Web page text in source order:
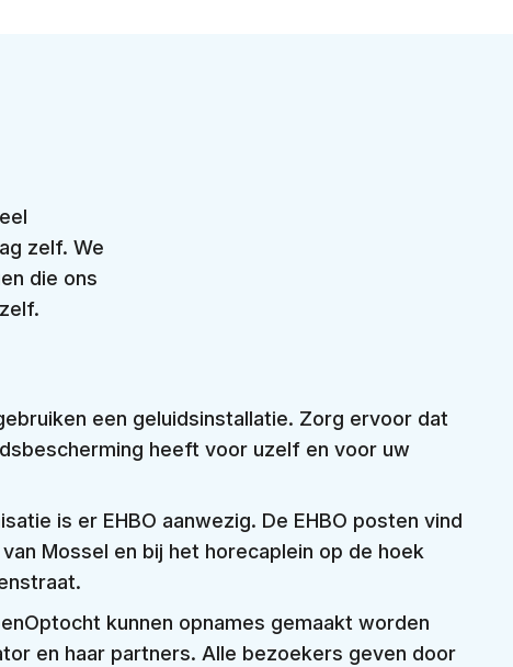
zelf. We
die ons
een geluidsinstallatie. Zorg ervoor dat
heeft voor uzelf en voor uw
is er EHBO aanwezig. De EHBO posten vind
Mossel en bij het horecaplein op de hoek
kunnen opnames gemaakt worden
en haar partners. Alle bezoekers geven door